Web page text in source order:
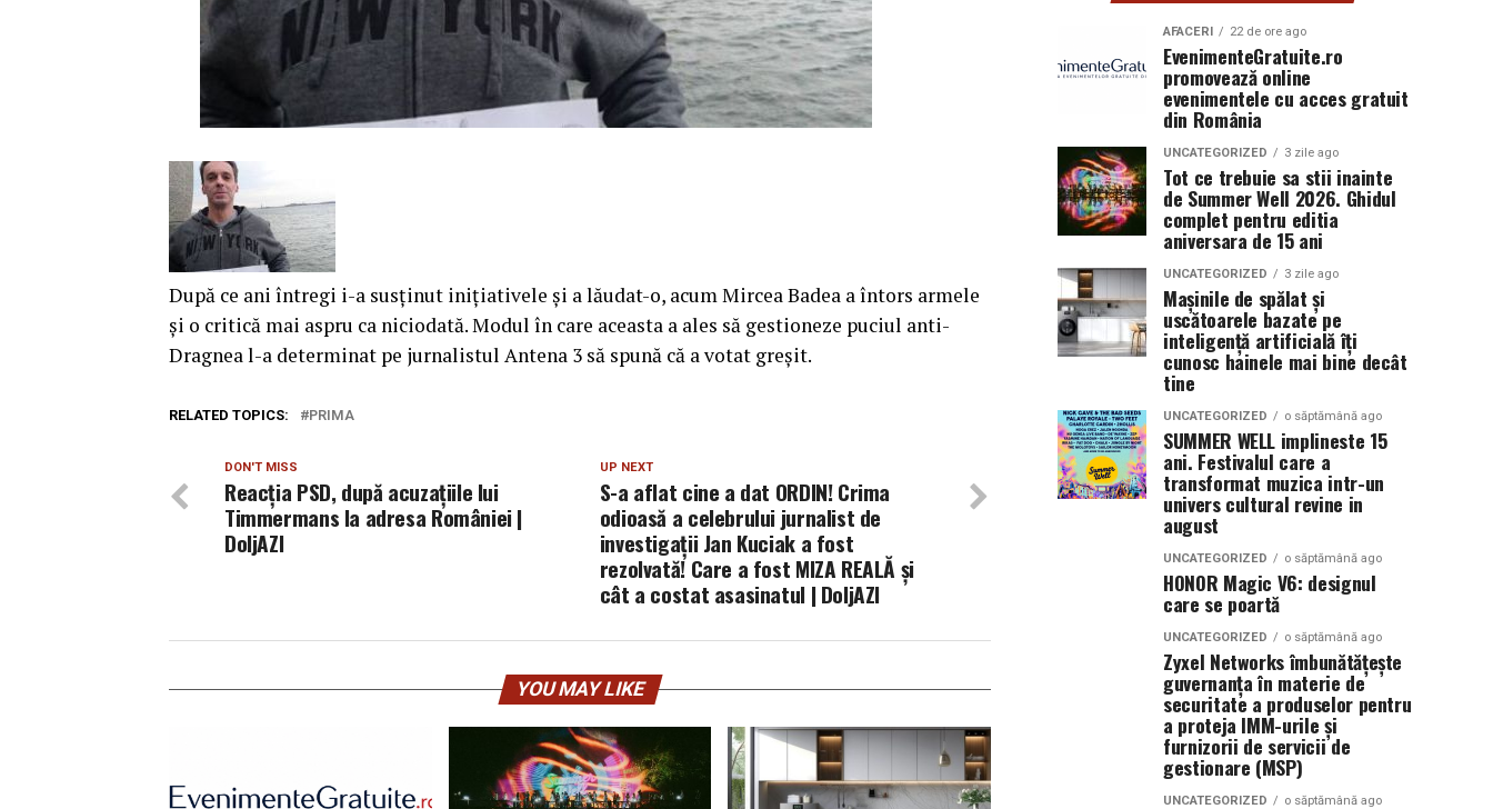
După ce ani întregi i-a susținut inițiativele și a lăudat-o, acum Mircea Badea a întors armele
și o critică mai aspru ca niciodată. Modul în care aceasta a ales să gestioneze puciul anti-
Dragnea l-a determinat pe jurnalistul Antena 3 să spună că a votat greșit.
RELATED TOPICS: PRIMA
UP NEXT
S-a aflat cine a dat ORDIN! Crima
odioasă a celebrului jurnalist de
investigații Jan Kuciak a fost
rezolvată! Care a fost MIZA REALĂ și
cât a costat asasinatul | DoljAZI
DON'T MISS
Reacția PSD, după acuzațiile lui
Timmermans la adresa României |
DoljAZI
YOU MAY LIKE
AFACERI 22 de ore ago
EvenimenteGratuite.ro
promovează online
evenimentele cu acces gratuit
din România
UNCATEGORIZED 3 zile ago
Tot ce trebuie sa stii inainte
de Summer Well 2026. Ghidul
complet pentru editia
aniversara de 15 ani
UNCATEGORIZED 3 zile ago
Mașinile de spălat și
uscătoarele bazate pe
inteligență artificială îți
cunosc hainele mai bine decât
tine
UNCATEGORIZED o săptămână ago
SUMMER WELL implineste 15
ani. Festivalul care a
transformat muzica intr-un
univers cultural revine in
august
UNCATEGORIZED o săptămână ago
HONOR Magic V6: designul
care se poartă
UNCATEGORIZED o săptămână ago
Zyxel Networks îmbunătățește
guvernanța în materie de
securitate a produselor pentru
a proteja IMM-urile și
furnizorii de servicii de
gestionare (MSP)
UNCATEGORIZED o săptămână ago